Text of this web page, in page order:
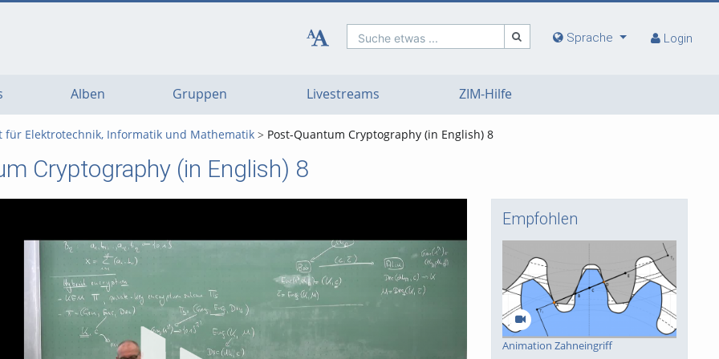
Suche etwas ... Sprache Login
Alben Gruppen Livestreams ZIM-Hilfe
für Elektrotechnik, Informatik und Mathematik Post-Quantum Cryptography (in English) 8
Cryptography (in English) 8
Empfohlen
Animation Zahneingriff